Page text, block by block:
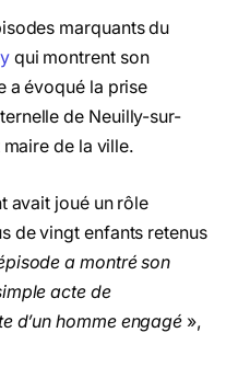
marquants du
qui montrent son
a évoqué la prise
de Neuilly-sur-
maire de la ville.
avait joué un rôle
de vingt enfants retenus
a montré son
acte de
d’un homme engagé »,